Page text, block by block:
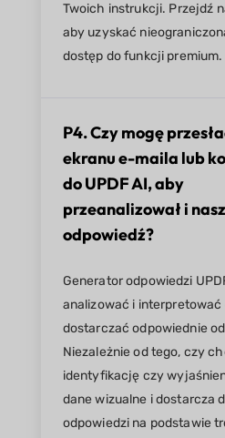
Twoich instrukcji. Przejdź
aby uzyskać
dostęp do funkcji premium.
P4. Czy mogę
ekranu e-maila lub
do UPDF AI, aby
przeanalizował i
odpowiedź?
Generator odpowiedzi
analizować i interpretować
dostarczać odpowiednie
Niezależnie od tego, czy
identyfikację czy
dane wizualne i dostarcza
odpowiedzi na podstawie